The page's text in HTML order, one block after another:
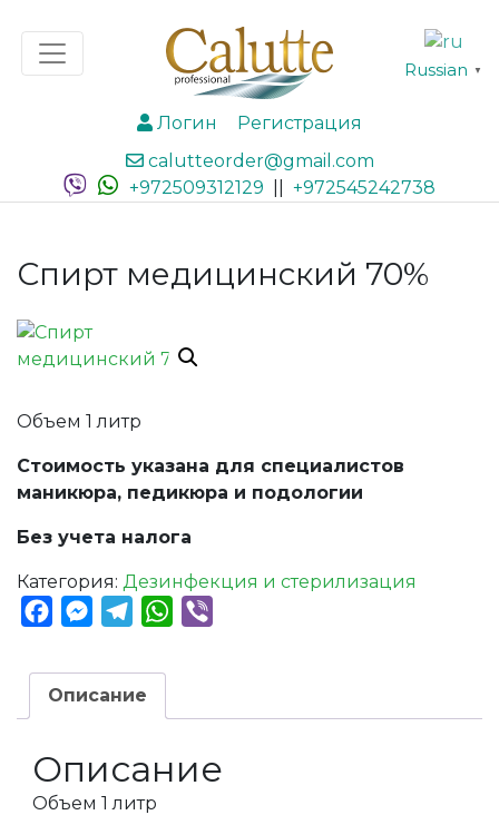
Логин
Регистрация
calutteorder@gmail.com
+972509312129
+972545242738
Russian ▼
Спирт медицинский 70%
Объем 1 литр
Стоимость указана для специалистов
маникюра, педикюра и подологии
Без учета налога
Категория: Дезинфекция и стерилизация
FacebookMessenger
TelegramWhatsApp
Описание
Описание
Объем 1 литр